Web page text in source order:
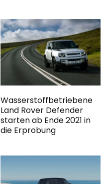
Wasserstoffbetriebene
Land Rover Defender
starten ab Ende 2021 in
die Erprobung